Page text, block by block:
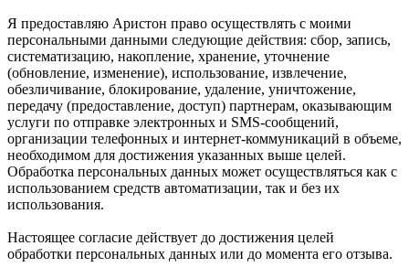
Я предоставляю Аристон право осуществлять с моими
персональными данными следующие действия: сбор, запись,
систематизацию, накопление, хранение, уточнение
(обновление, изменение), использование, извлечение,
обезличивание, блокирование, удаление, уничтожение,
передачу (предоставление, доступ) партнерам, оказывающим
услуги по отправке электронных и SMS‑сообщений,
организации телефонных и интернет‑коммуникаций в объеме,
необходимом для достижения указанных выше целей.
Обработка персональных данных может осуществляться как с
использованием средств автоматизации, так и без их
использования.
Настоящее согласие действует до достижения целей
обработки персональных данных или до момента его отзыва.